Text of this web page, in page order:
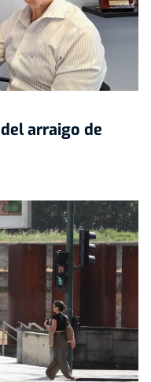
arraigo de